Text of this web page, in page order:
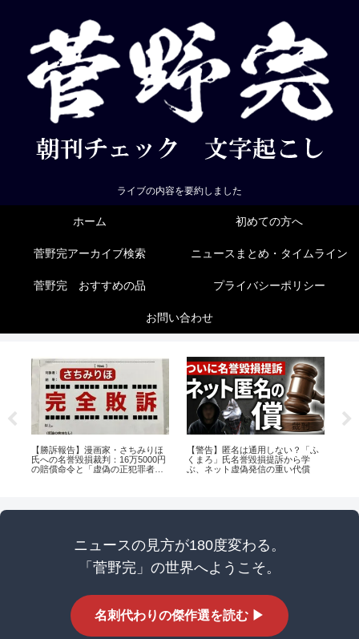
ライブの内容を要約しました
ホーム 初めての方へ
菅野完アーカイブ検索 ニュースまとめ・タイムライン
菅野完 おすすめの品 プライバシーポリシー
お問い合わせ
【勝訴報告】漫画家・さちみりほ
氏への名誉毀損裁判：16万5000円
の賠償命令と「虚偽の正犯罪者扱
【警告】匿名は通用しない？「ふ
くまろ」氏名誉毀損提訴から学
ぶ、ネット虚偽発信の重い代償
ニュースの見方が180度変わる。
「菅野完」の世界へようこそ。
名刺代わりの傑作選を読む ▶